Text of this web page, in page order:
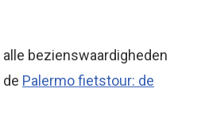
bezienswaardigheden
de Palermo fietstour: de